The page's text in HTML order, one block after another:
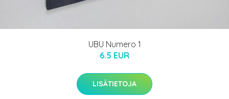
UBU Numero 1
6.5 EUR
LISÄTIETOJA